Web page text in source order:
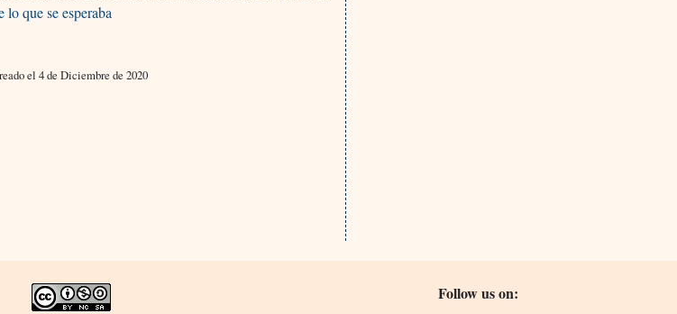
que se esperaba
el 4 de Diciembre de 2020
Follow us on: